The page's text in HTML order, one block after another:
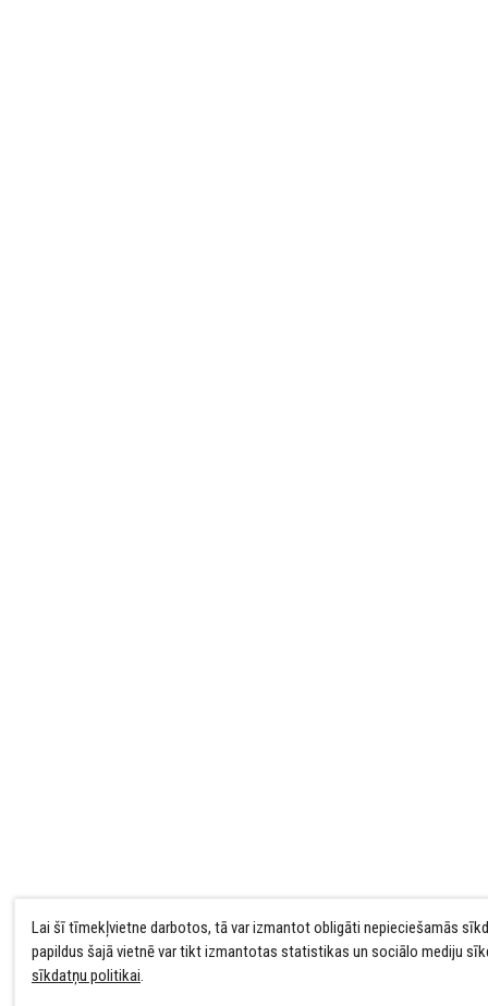
Lai šī tīmekļvietne darbotos, tā var izmantot obligāti nepieciešamās
papildus šajā vietnē var tikt izmantotas statistikas un sociālo mediju
sīkdatņu politikai